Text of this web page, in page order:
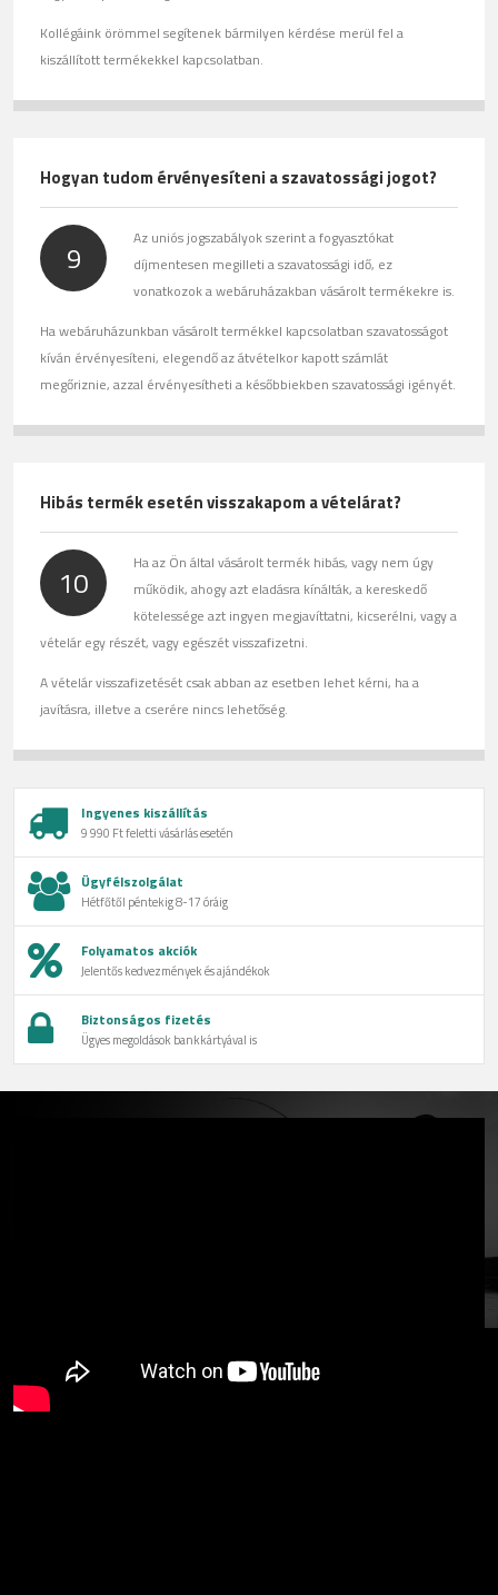
Kollégáink örömmel segítenek bármilyen kérdése merül fel a
kiszállított termékekkel kapcsolatban.
Hogyan tudom érvényesíteni a szavatossági jogot?
9
Az uniós jogszabályok szerint a fogyasztókat
díjmentesen megilleti a szavatossági idő, ez
vonatkozok a webáruházakban vásárolt termékekre is.
Ha webáruházunkban vásárolt termékkel kapcsolatban szavatosságot
kíván érvényesíteni, elegendő az átvételkor kapott számlát
megőriznie, azzal érvényesítheti a későbbiekben szavatossági igényét.
Hibás termék esetén visszakapom a vételárat?
10
Ha az Ön által vásárolt termék hibás, vagy nem úgy
működik, ahogy azt eladásra kínálták, a kereskedő
kötelessége azt ingyen megjavíttatni, kicserélni, vagy a
vételár egy részét, vagy egészét visszafizetni.
A vételár visszafizetését csak abban az esetben lehet kérni, ha a
javításra, illetve a cserére nincs lehetőség.
Ingyenes kiszállítás
9 990 Ft feletti vásárlás esetén
Ügyfélszolgálat
Hétfőtől péntekig 8-17 óráig
Folyamatos akciók
Jelentős kedvezmények és ajándékok
Biztonságos fizetés
Ügyes megoldások bankkártyával is